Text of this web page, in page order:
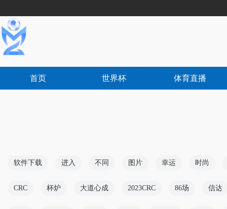
首页 世界杯 体育直播
软件下载 进入 不同 图片 幸运 时尚
CRC 杯炉 大道心成 2023CRC 86场 信达